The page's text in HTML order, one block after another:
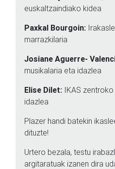
euskaltzaindiako kidea
Paxkal Bourgoin:
marrazkilaria
Josiane Aguerre-
musikalaria eta idazlea
Elise Dilet: IKAS
idazlea
Plazer handi batekin
dituzte!
Urtero bezala, testu
argitaratuak izanen dira